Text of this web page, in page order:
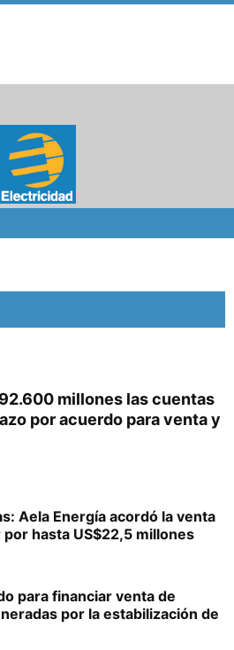
millones las cuentas
por acuerdo para venta y
Aela Energía acordó la venta
hasta US$22,5 millones
para financiar venta de
por la estabilización de